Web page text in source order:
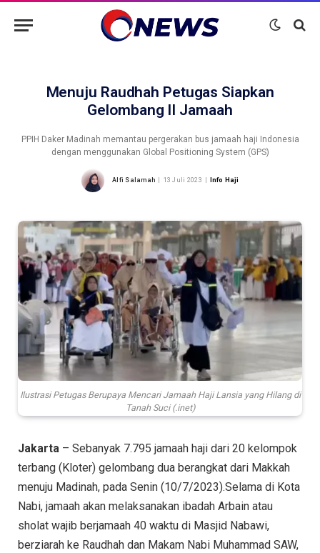
Menuju Raudhah Petugas Siapkan
Gelombang II Jamaah
PPIH Daker Madinah memantau pergerakan bus jamaah haji Indonesia
dengan menggunakan Global Positioning System (GPS)
Alfi Salamah 13 Juli 2023 Info Haji
Ilustrasi Petugas Berupaya Mencari Jamaah Haji Lansia yang Hilang di
Tanah Suci (.inet)
Jakarta – Sebanyak 7.795 jamaah haji dari 20 kelompok
terbang (Kloter) gelombang dua berangkat dari Makkah
menuju Madinah, pada Senin (10/7/2023).Selama di Kota
Nabi, jamaah akan melaksanakan ibadah Arbain atau
sholat wajib berjamaah 40 waktu di Masjid Nabawi,
berziarah ke Raudhah dan Makam Nabi Muhammad SAW,